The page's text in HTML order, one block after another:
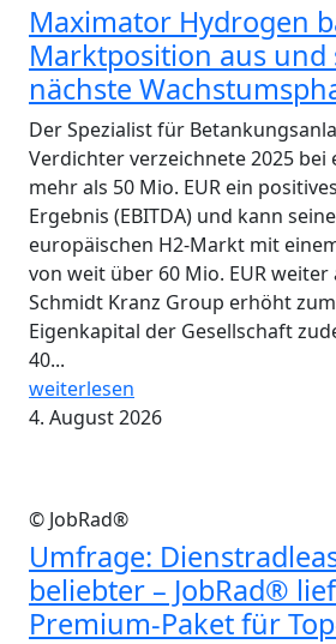
Maximator Hydrogen
Marktposition aus und
nächste
Der Spezialist für
Verdichter verzeichnete 2025 bei
mehr als 50 Mio. EUR ein
Ergebnis (EBITDA) und kann
europäischen H2-Markt mit
von weit über 60 Mio. EUR weiter
Schmidt Kranz Group erhöht zum
Eigenkapital der Gesellschaft
40...
weiterlesen
4. August 2026
© JobRad®
Umfrage:
beliebter – JobRad®
Premium-Paket für